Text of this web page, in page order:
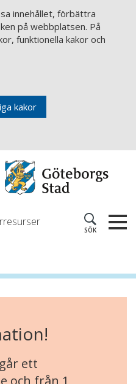
innehållet, förbättra
på webbplatsen. På
funktionella kakor och
kakor
SÖK
ett
och från 1